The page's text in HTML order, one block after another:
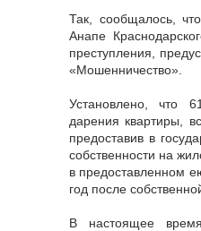
Так, сообщалось,
Анапе
преступления,
«Мошенничество».
Установлено, что
дарения квартиры,
предоставив в
собственности на
в предоставленном
год после
В настоящее